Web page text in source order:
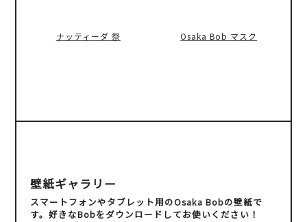
ナッティーダ 祭 Osaka Bob マスク
壁紙ギャラリー
スマートフォンやタブレット用のOsaka Bobの壁紙で
す。好きなBobをダウンロードしてお使いください！